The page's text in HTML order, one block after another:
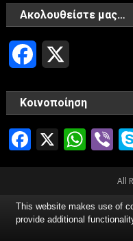
Ακολουθείστε μας…
Facebook
Κοινοποίηση
Facebook
X
All
This website makes use of
provide additional